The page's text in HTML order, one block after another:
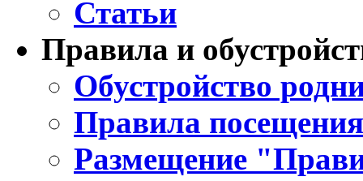
Статьи
Правила и
Обустройство
Правила
Размещение